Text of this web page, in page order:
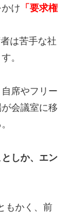
け 「要求権
は苦手な社
。
席やフリー
会議室に移
しか、エン
もかく、前